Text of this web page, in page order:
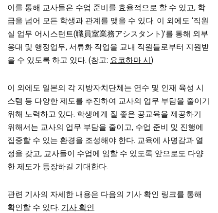
이를 통해 교사들은 수업 준비를 효율적으로 할 수 있고, 학
급을 넘어 모든 학생과 관계를 맺을 수 있다. 이 외에도 ‘직원
실 업무 어시스턴트(職員室業務アシスタント)’를 통해 외부
응대 및 행정업무, 서류화 작업을 교내 직원들로부터 지원받
을 수 있도록 하고 있다. (참고: 요코하마 시)
이 외에도 일본의 각 지방자치단체는 연수 및 인재 육성 시
스템 등 다양한 제도를 추진하여 교사의 업무 부담을 줄이기
위해 노력하고 있다. 학생에게 질 좋은 공교육을 제공하기
위해서는 교사의 업무 부담을 줄이고, 수업 준비 및 진행에
집중할 수 있는 환경을 조성해야 한다. 교육에 사명감과 열
정을 갖고, 교사들이 수업에 임할 수 있도록 앞으로도 다양
한 제도가 등장하길 기대한다.
관련 기사의 자세한 내용은 다음의 기사 확인 링크를 통해
확인할 수 있다. 기사 확인